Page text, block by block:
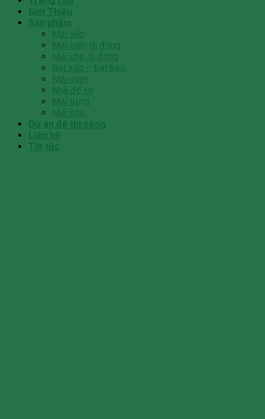
Giới Thiệu
Sản phẩm
Mái xếp
Mái hiên di động
Mái che di động
Bạt xếp – bạt kéo
Mái vòm
Nhà để xe
Mái trượt
Mái kéo
Dự án đã thi công
Liên hệ
Tin tức